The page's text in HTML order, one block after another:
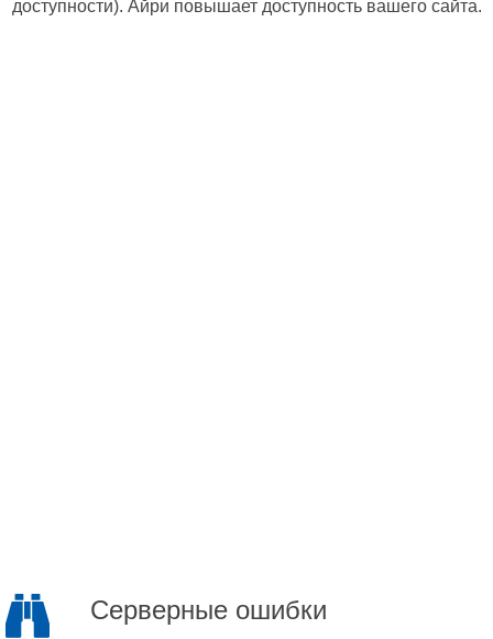
доступности). Айри повышает доступность вашего сайта.
Серверные ошибки